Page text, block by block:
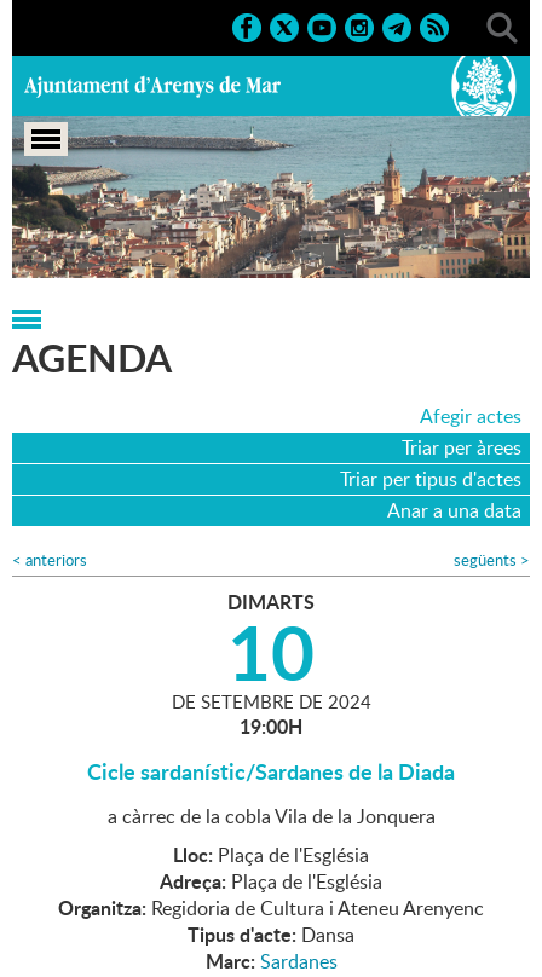
Portada > Agenda > 10-09-2024
AGENDA
Afegir actes
Triar per àrees
Triar per tipus d'actes
Anar a una data
< anteriors següents >
DIMARTS
10
DE SETEMBRE DE 2024
19:00H
Cicle sardanístic/Sardanes de la Diada
a càrrec de la cobla Vila de la Jonquera
Lloc: Plaça de l'Església
Adreça: Plaça de l'Església
Organitza: Regidoria de Cultura i Ateneu Arenyenc
Tipus d'acte: Dansa
Marc: Sardanes